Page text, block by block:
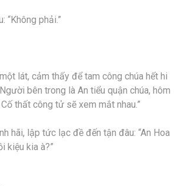
“Không phải.”
lát, cảm thấy để tam công chúa hết hi
bên trong là An tiểu quận chúa, hôm
thất công tử sẽ xem mắt nhau.”
hãi, lập tức lạc đề đến tận đâu: “An Hoa
kiệu kia à?”